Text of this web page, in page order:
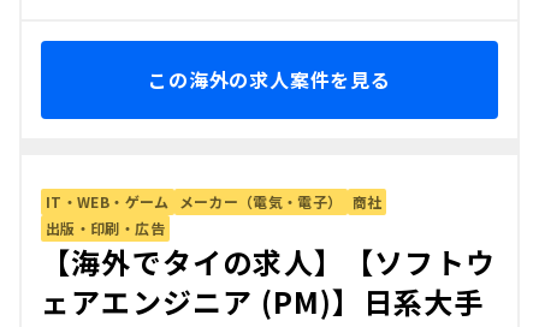
この海外の求人案件を見る
IT・WEB・ゲーム メーカー（電気・電子）
商社
出版・印刷・広告
【海外でタイの求人】【ソフトウ
ェアエンジニア (PM)】日系大手